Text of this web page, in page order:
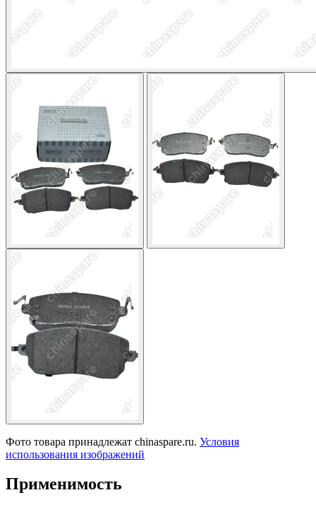
Фото товара принадлежат chinaspare.ru. Условия
использования изображений
Применимость